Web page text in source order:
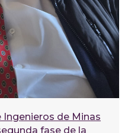
Ingenieros de Minas
fase de la